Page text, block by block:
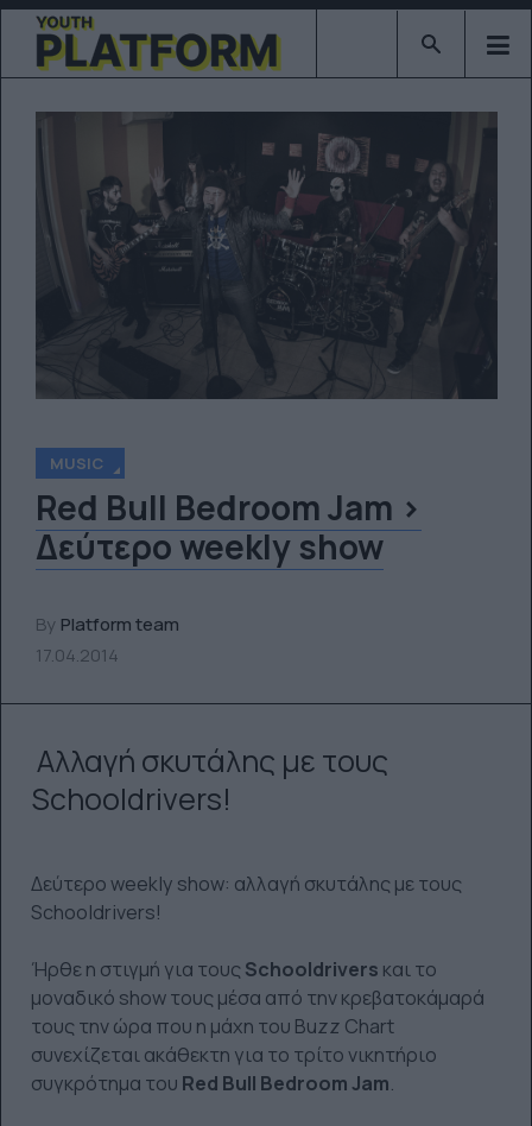
Type 2 or
MUSIC
Red Bull Bedroom Jam >
Δεύτερο weekly show
By Platform team
17.04.2014
Αλλαγή σκυτάλης με τους
Schooldrivers!
Δεύτερο weekly show: αλλαγή σκυτάλης με τους
Schooldrivers!
Ήρθε η στιγμή για τους Schooldrivers και το
μοναδικό show τους μέσα από την κρεβατοκάμαρά
τους την ώρα που η μάχη του Buzz Chart
συνεχίζεται ακάθεκτη για το τρίτο νικητήριο
συγκρότημα του Red Bull Bedroom Jam.